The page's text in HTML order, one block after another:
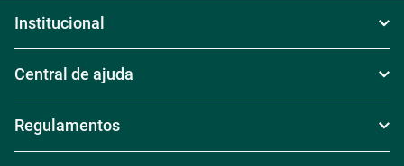
Institucional
Televendas
Nossas Lojas
Central de ajuda
Política de Troca
Regulamentos